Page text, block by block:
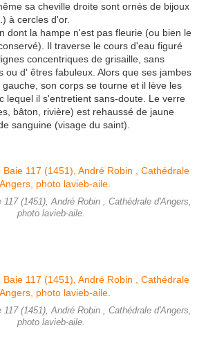
sa cheville droite sont ornés de bijoux
à cercles d'or.
dont la hampe n'est pas fleurie (ou bien le
Il traverse le cours d'eau figuré
concentriques de grisaille, sans
ou d' êtres fabuleux. Alors que ses jambes
son corps se tourne et il lève les
lequel il s'entretient sans-doute. Le verre
bâton, rivière) est rehaussé de jaune
sanguine (visage du saint).
(1451), André Robin , Cathédrale d'Angers,
photo lavieb-aile.
(1451), André Robin , Cathédrale d'Angers,
photo lavieb-aile.